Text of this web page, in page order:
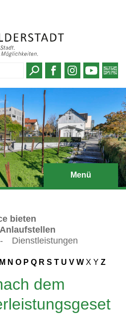
Menü
bieten
Dienstleistungen
M N O P Q R S T U V W X Y Z
dem